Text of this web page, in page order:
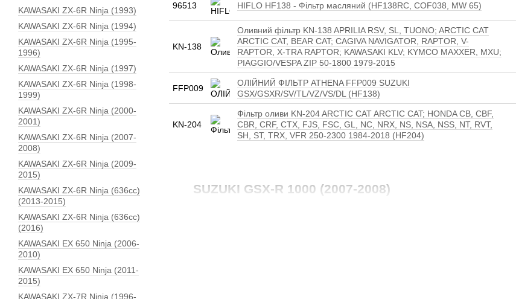
SUZUKI GSX-R 1000 (2007-2008)
96513 HIFLO HF138 - Фільтр масляний (HF138RC, COF038, MW 65)
KN-138
Оливний фільтр KN-138 APRILIA RSV, SL, TUONO; ARCTIC CAT
ARCTIC CAT, BEAR CAT; CAGIVA NAVIGATOR, RAPTOR, V-
RAPTOR, X-TRA RAPTOR; KAWASAKI KLV; KYMCO MAXXER, MXU;
PIAGGIO/VESPA ZIP 50-1800 1979-2015
FFP009
ОЛІЙНИЙ ФІЛЬТР ATHENA FFP009 SUZUKI
GSX/GSXR/SV/TL/VZ/VS/DL (HF138)
KN-204
Фільтр оливи KN-204 ARCTIC CAT ARCTIC CAT; HONDA CB, CBF,
CBR, CRF, CTX, FJS, FSC, GL, NC, NRX, NS, NSA, NSS, NT, RVT,
SH, ST, TRX, VFR 250-2300 1984-2018 (HF204)
KAWASAKI ZX-6R Ninja (1993)
KAWASAKI ZX-6R Ninja (1994)
KAWASAKI ZX-6R Ninja (1995-
1996)
KAWASAKI ZX-6R Ninja (1997)
KAWASAKI ZX-6R Ninja (1998-
1999)
KAWASAKI ZX-6R Ninja (2000-
2001)
KAWASAKI ZX-6R Ninja (2007-
2008)
KAWASAKI ZX-6R Ninja (2009-
2015)
KAWASAKI ZX-6R Ninja (636сс)
(2013-2015)
KAWASAKI ZX-6R Ninja (636сс)
(2016)
KAWASAKI EX 650 Ninja (2006-
2010)
KAWASAKI EX 650 Ninja (2011-
2015)
KAWASAKI ZX-7R Ninja (1996-